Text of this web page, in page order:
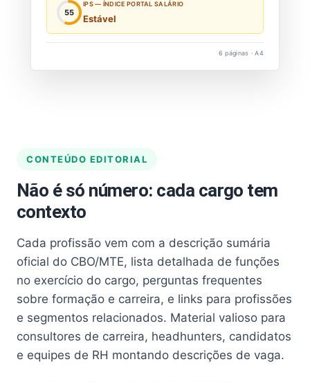
55
IPS — ÍNDICE PORTAL SALÁRIO
Estável
6 páginas · A4
CONTEÚDO EDITORIAL
Não é só número: cada cargo tem
contexto
Cada profissão vem com a descrição sumária
oficial do CBO/MTE, lista detalhada de funções
no exercício do cargo, perguntas frequentes
sobre formação e carreira, e links para profissões
e segmentos relacionados. Material valioso para
consultores de carreira, headhunters, candidatos
e equipes de RH montando descrições de vaga.